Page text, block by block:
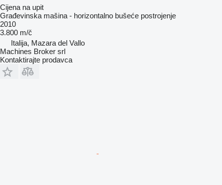
Cijena na upit
Građevinska mašina - horizontalno bušeće postrojenje
2010
3.800 m/č
Italija, Mazara del Vallo
Machines Broker srl
Kontaktirajte prodavca